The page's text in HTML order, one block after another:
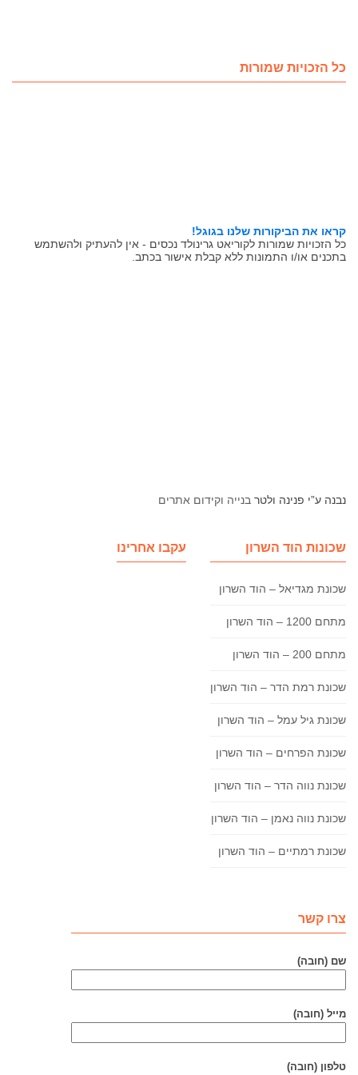
כל הזכויות שמורות
קראו את הביקורות שלנו בגוגל!
כל הזכויות שמורות לקוריאט גרינולד נכסים - אין להעתיק ולהשתמש
בתכנים או/ו התמונות ללא קבלת אישור בכתב.
נבנה ע”י פנינה ולטר בנייה וקידום אתרים
שכונות הוד השרון
שכונת מגדיאל – הוד השרון
מתחם 1200 – הוד השרון
מתחם 200 – הוד השרון
שכונת רמת הדר – הוד השרון
שכונת גיל עמל – הוד השרון
שכונת הפרחים – הוד השרון
שכונת נווה הדר – הוד השרון
שכונת נווה נאמן – הוד השרון
שכונת רמתיים – הוד השרון
עקבו אחרינו
צרו קשר
שם (חובה)
מייל (חובה)
טלפון (חובה)